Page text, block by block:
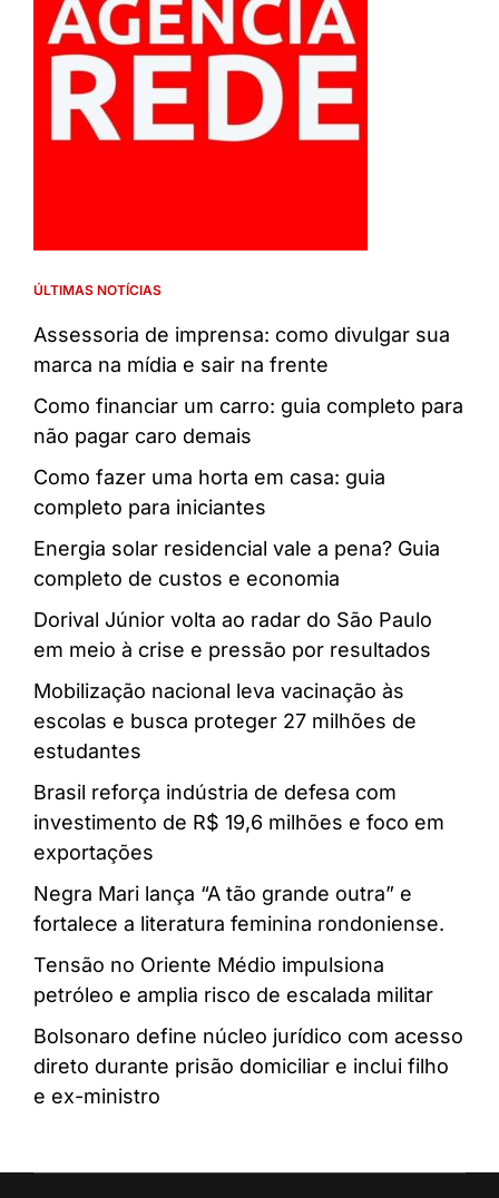
ÚLTIMAS NOTÍCIAS
Assessoria de imprensa: como divulgar sua
marca na mídia e sair na frente
Como financiar um carro: guia completo para
não pagar caro demais
Como fazer uma horta em casa: guia
completo para iniciantes
Energia solar residencial vale a pena? Guia
completo de custos e economia
Dorival Júnior volta ao radar do São Paulo
em meio à crise e pressão por resultados
Mobilização nacional leva vacinação às
escolas e busca proteger 27 milhões de
estudantes
Brasil reforça indústria de defesa com
investimento de R$ 19,6 milhões e foco em
exportações
Negra Mari lança “A tão grande outra” e
fortalece a literatura feminina rondoniense.
Tensão no Oriente Médio impulsiona
petróleo e amplia risco de escalada militar
Bolsonaro define núcleo jurídico com acesso
direto durante prisão domiciliar e inclui filho
e ex-ministro